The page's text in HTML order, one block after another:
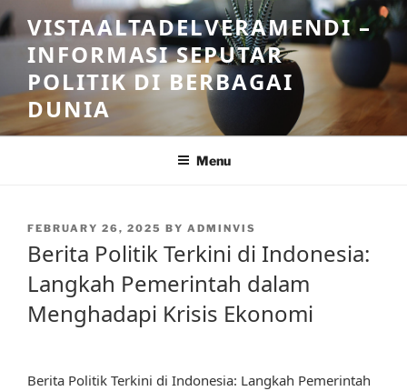
Skip
to
content
VISTAALTADELVERAMENDI –
INFORMASI SEPUTAR
POLITIK DI BERBAGAI
DUNIA
Menu
POSTED
FEBRUARY 26, 2025 BY ADMINVIS
Berita Politik Terkini di Indonesia:
Langkah Pemerintah dalam
Menghadapi Krisis Ekonomi
Berita Politik Terkini di Indonesia: Langkah Pemerintah